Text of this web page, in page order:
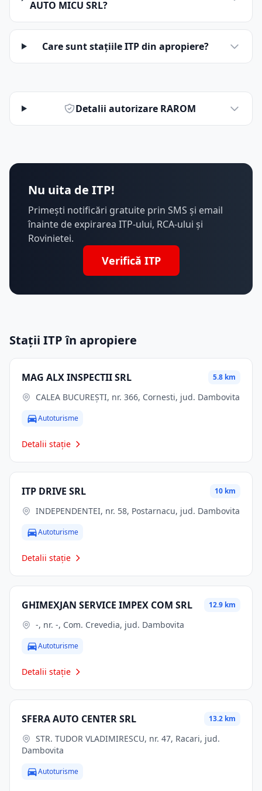
AUTO MICU SRL?
Care sunt stațiile ITP din apropiere?
Detalii autorizare RAROM
Nu uita de ITP!
Primești notificări gratuite prin SMS și email
înainte de expirarea ITP-ului, RCA-ului și
Rovinietei.
Verifică ITP
Stații ITP în apropiere
MAG ALX INSPECTII SRL 5.8 km
CALEA BUCUREȘTI, nr. 366, Cornesti, jud. Dambovita
Autoturisme
Detalii stație
ITP DRIVE SRL 10 km
INDEPENDENTEI, nr. 58, Postarnacu, jud. Dambovita
Autoturisme
Detalii stație
GHIMEXJAN SERVICE IMPEX COM SRL 12.9 km
-, nr. -, Com. Crevedia, jud. Dambovita
Autoturisme
Detalii stație
SFERA AUTO CENTER SRL 13.2 km
Dambovita
Autoturisme